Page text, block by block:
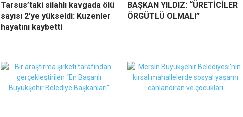
Tarsus’taki silahlı kavgada ölü
sayısı 2’ye yükseldi: Kuzenler
hayatını kaybetti
BAŞKAN YILDIZ: “ÜRETİCİLER
ÖRGÜTLÜ OLMALI”